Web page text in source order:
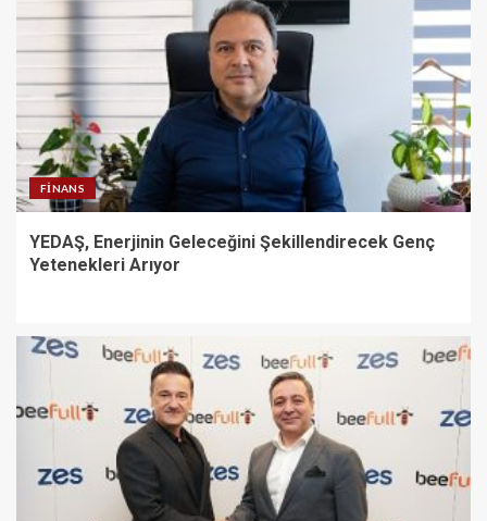
FINANS
YEDAŞ, Enerjinin Geleceğini Şekillendirecek Genç
Yetenekleri Arıyor